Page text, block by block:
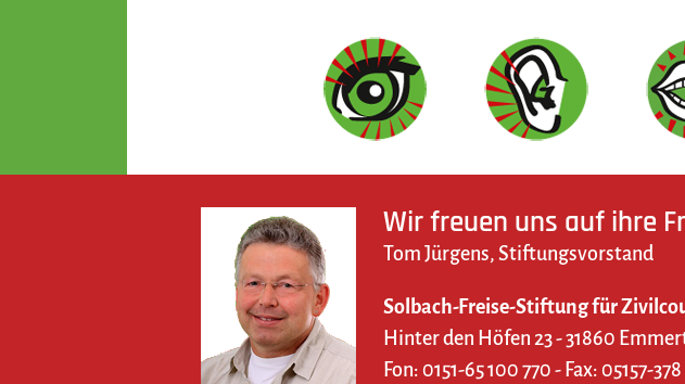
Wir freuen uns auf ihre
Tom Jürgens, Stiftungsvorstand
Solbach-Freise-Stiftung für
Hinter den Höfen 23 - 31860
Fon: 0151-65 100 770 - Fax: 05157-378